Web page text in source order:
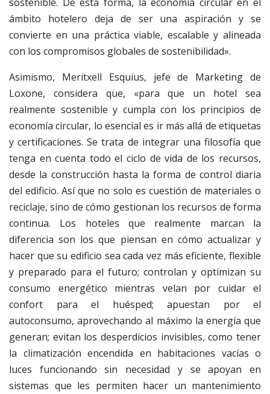
ámbito hotelero deja de ser una aspiración y se
convierte en una práctica viable, escalable y alineada
con los compromisos globales de sostenibilidad».
Asimismo, Meritxell Esquius, jefe de Marketing de
Loxone, considera que, «para que un hotel sea
realmente sostenible y cumpla con los principios de
economía circular, lo esencial es ir más allá de etiquetas
y certificaciones. Se trata de integrar una filosofía que
tenga en cuenta todo el ciclo de vida de los recursos,
desde la construcción hasta la forma de control diaria
del edificio. Así que no solo es cuestión de materiales o
reciclaje, sino de cómo gestionan los recursos de forma
continua. Los hoteles que realmente marcan la
diferencia son los que piensan en cómo actualizar y
hacer que su edificio sea cada vez más eficiente, flexible
y preparado para el futuro; controlan y optimizan su
consumo energético mientras velan por cuidar el
confort para el huésped; apuestan por el
autoconsumo, aprovechando al máximo la energía que
generan; evitan los desperdicios invisibles, como tener
la climatización encendida en habitaciones vacías o
luces funcionando sin necesidad y se apoyan en
sistemas que les permiten hacer un mantenimiento